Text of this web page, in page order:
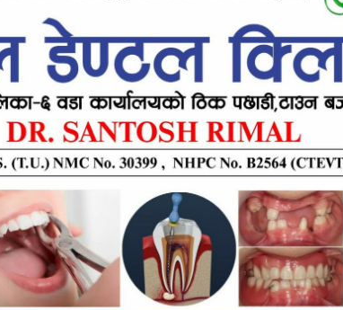
अध्यक्ष गङ्गा बहादुर योन्जनले यस्ता
सक्ने बताए । पछिल्लो समय सामाजिक
क्राईमका घटना बढ्दै गएको प्रतीसबै
घटना नियन्त्रण र न्यूनीकरणका लागि
।
ad #2
भोगेका घटना, त्यसबाट परेको असर